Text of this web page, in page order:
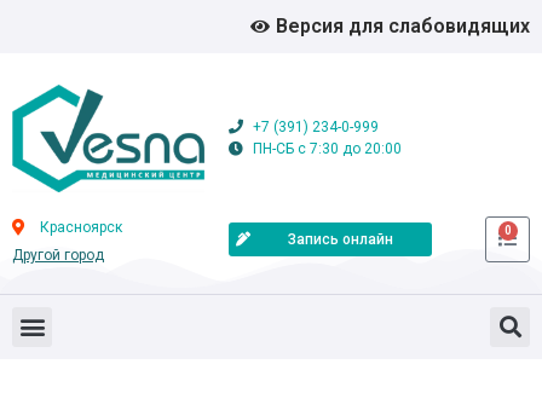
Версия для слабовидящих
+7 (391) 234-0-999
ПН-СБ с 7:30 до 20:00
Красноярск
Другой город
Запись онлайн
0